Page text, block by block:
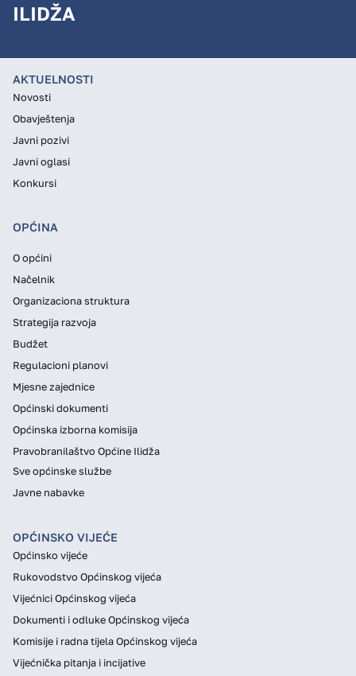
ILIDŽA
AKTUELNOSTI
Novosti
Obavještenja
Javni pozivi
Javni oglasi
Konkursi
OPĆINA
O općini
Načelnik
Organizaciona struktura
Strategija razvoja
Budžet
Regulacioni planovi
Mjesne zajednice
Općinski dokumenti
Općinska izborna komisija
Pravobranilaštvo Općine Ilidža
Sve općinske službe
Javne nabavke
OPĆINSKO VIJEĆE
Općinsko vijeće
Rukovodstvo Općinskog vijeća
Vijećnici Općinskog vijeća
Dokumenti i odluke Općinskog vijeća
Komisije i radna tijela Općinskog vijeća
Vijećnička pitanja i incijative